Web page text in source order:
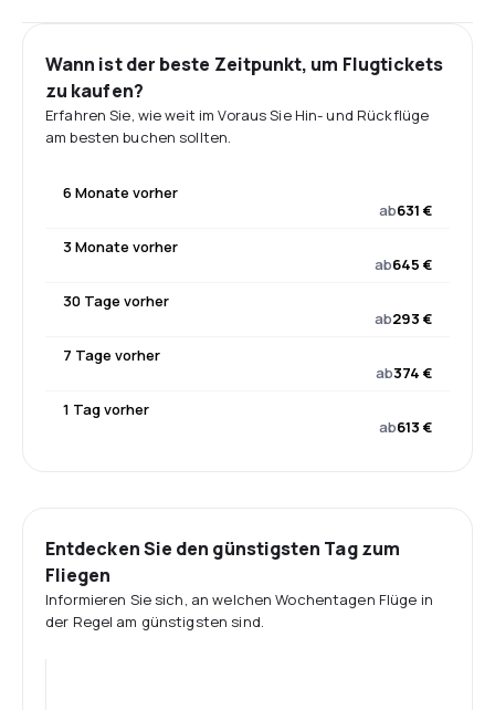
Wann ist der beste Zeitpunkt, um Flugtickets
zu kaufen?
Erfahren Sie, wie weit im Voraus Sie Hin- und Rückflüge
am besten buchen sollten.
6 Monate vorher
ab631 €
3 Monate vorher
ab645 €
30 Tage vorher
ab293 €
7 Tage vorher
ab374 €
1 Tag vorher
ab613 €
Entdecken Sie den günstigsten Tag zum
Fliegen
Informieren Sie sich, an welchen Wochentagen Flüge in
der Regel am günstigsten sind.